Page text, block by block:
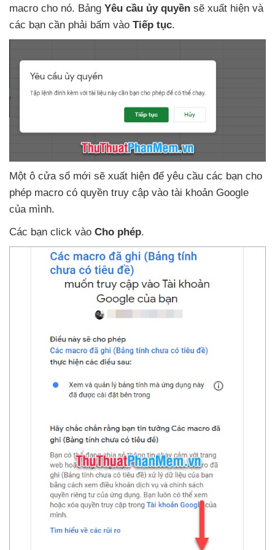
macro cho nó. Bảng Yêu cầu ủy quyền sẽ xuất hiện và
các bạn cần phải bấm vào Tiếp tục.
Một ô cửa sổ mới sẽ xuất hiện để yêu cầu các bạn cho
phép macro có quyền truy cập vào tài khoản Google
của mình.
Các bạn click vào Cho phép.